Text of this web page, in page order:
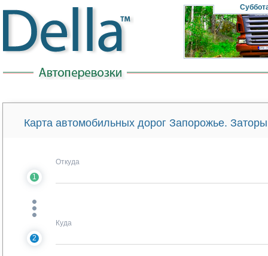
Карта автомобильных дорог Запорожье.
1
Откуда
2
Куда